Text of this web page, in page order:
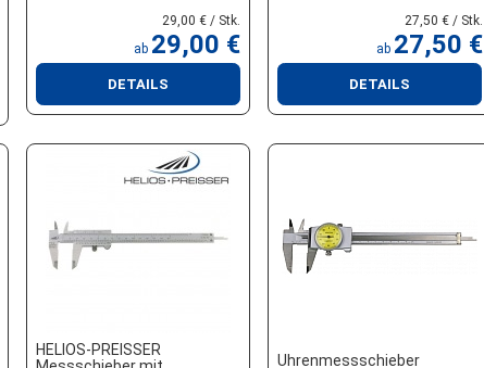
29,00 € / Stk.
ab 29,00 €
DETAILS
27,50 € / Stk.
ab 27,50 €
DETAILS
HELIOS-PREISSER
Uhrenmessschieber